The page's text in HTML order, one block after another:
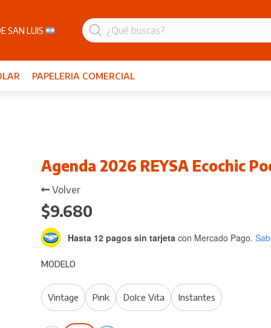
Búsqueda
de
productos
SAN LUIS
PAPELERIA COMERCIAL
Agenda 2026 REYSA Ecochic
Volver
$9.680
Hasta 12 pagos sin tarjeta con Mercado Pago.
MODELO
Vintage Pink Dolce Vita Instantes